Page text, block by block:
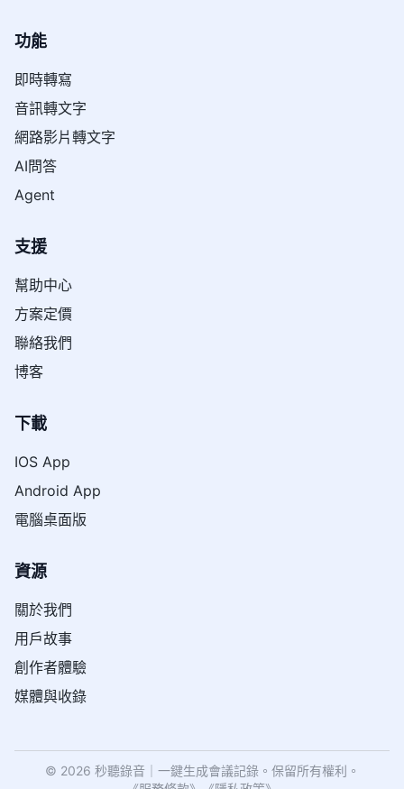
功能
即時轉寫
音訊轉文字
網路影片轉文字
AI問答
Agent
支援
幫助中心
方案定價
聯絡我們
博客
下載
IOS App
Android App
電腦桌面版
資源
關於我們
用戶故事
創作者體驗
媒體與收錄
© 2026 秒聽錄音｜一鍵生成會議記錄。保留所有權利。